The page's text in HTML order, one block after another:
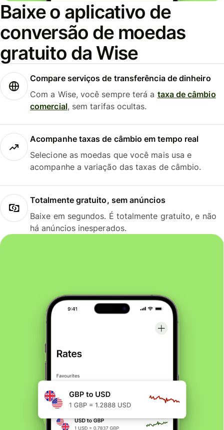
Baixe o aplicativo de
conversão de moedas
gratuito da Wise
Compare serviços de transferência de dinheiro
Com a Wise, você sempre terá a taxa de câmbio
comercial, sem tarifas ocultas.
Acompanhe taxas de câmbio em tempo real
Selecione as moedas que você mais usa e
acompanhe a variação das taxas de câmbio.
Totalmente gratuito, sem anúncios
Baixe em segundos. É totalmente gratuito, e não
há anúncios inesperados.